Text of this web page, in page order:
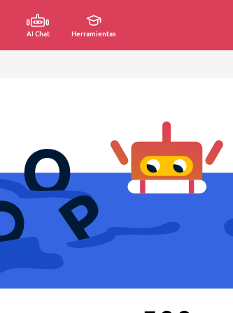
AI Chat Herramientas